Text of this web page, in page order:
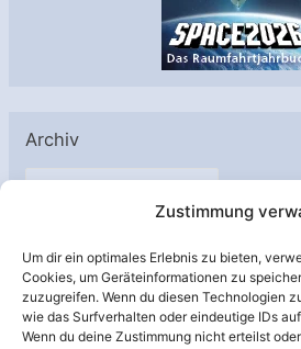
Zustimmung
Um dir ein optimales Erlebnis zu bieten,
Cookies, um Geräteinformationen zu
zuzugreifen. Wenn du diesen Technologien
wie das Surfverhalten oder eindeutige IDs
Wenn du deine Zustimmung nicht erteilst
Archiv
A
h
i
v
Unterstützt von: